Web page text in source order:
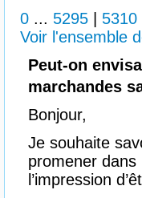
0 ... 5295 5310
Voir l'ensemble
Peut-on
marchandes
Bonjour,
Je souhaite
promener
l’impression